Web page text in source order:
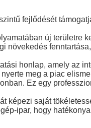
fejlődését
új területre
honlap, amely az
meg a piac
Ez egy
képezi saját
ipar, hogy